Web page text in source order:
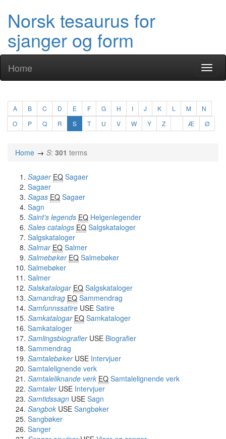
Norsk tesaurus for
sjanger og form
Home
A B C D E F G H I J K L M
N
O
P Q R S T U V W Y Z Æ Ø
Home S: 301 terms
Sagaer EQ Sagaer
Sagaer
Sagas EQ Sagaer
Sagn
Saint's legends EQ Helgenlegender
Sales catalogs EQ Salgskataloger
Salgskataloger
Salmar EQ Salmer
Salmebøker EQ Salmebøker
Salmebøker
Salmer
Salskatalogar EQ Salgskataloger
Samandrag EQ Sammendrag
Samfunnssatire USE Satire
Samkatalogar EQ Samkataloger
Samkataloger
SamlingsbiografierUSE Biografier
Sammendrag
SamtalebøkerUSE Intervjuer
Samtalelignende verk
Samtaleliknande verk EQ Samtalelignende verk
SamtalerUSE Intervjuer
Samtidssagn USE Sagn
Sangbok USE Sangbøker
Sangbøker
Sanger